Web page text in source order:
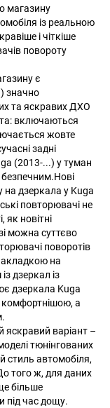
магазину
із реальною
і чіткіше
повороту
є
значно
та яскравих ДХО
включаються
жовте
задні
(2013-...) у туман
безпечним.Нові
на дзеркала у Kuga
повторювачі не
як новітні
можна суттєво
поворотів
на
дзеркал із
дзеркала Kuga
а
варіант –
тюнінгованих
стиль автомобіля,
того ж, для даних
більше
під час дощу.